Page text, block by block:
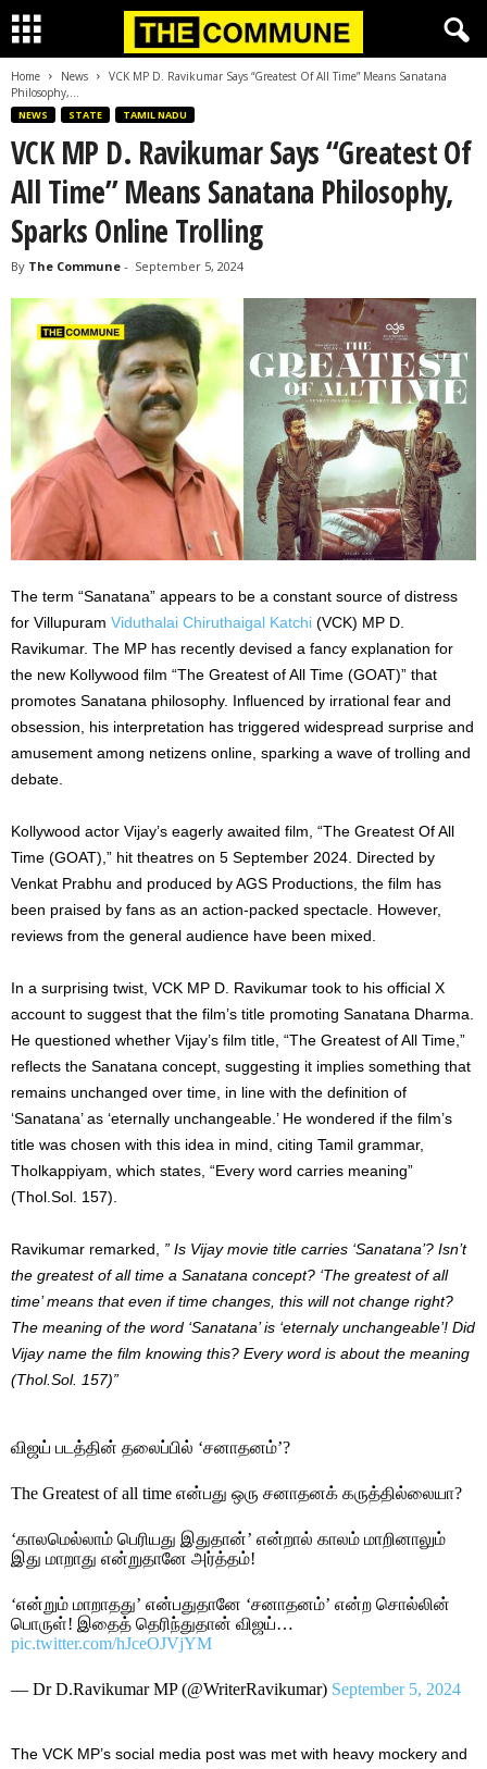
Home News
VCK MP D. Ravikumar Says “Greatest Of All Time” Means Sanatana
Philosophy,...
NEWS STATE TAMIL NADU
VCK MP D. Ravikumar Says “Greatest Of
All Time” Means Sanatana Philosophy,
Sparks Online Trolling
By The Commune - September 5, 2024
The term “Sanatana” appears to be a constant source of distress
for Villupuram Viduthalai Chiruthaigal Katchi (VCK) MP D.
Ravikumar. The MP has recently devised a fancy explanation for
the new Kollywood film “The Greatest of All Time (GOAT)” that
promotes Sanatana philosophy. Influenced by irrational fear and
obsession, his interpretation has triggered widespread surprise and
amusement among netizens online, sparking a wave of trolling and
debate.
Kollywood actor Vijay’s eagerly awaited film, “The Greatest Of All
Time (GOAT),” hit theatres on 5 September 2024. Directed by
Venkat Prabhu and produced by AGS Productions, the film has
been praised by fans as an action-packed spectacle. However,
reviews from the general audience have been mixed.
In a surprising twist, VCK MP D. Ravikumar took to his official X
account to suggest that the film’s title promoting Sanatana Dharma.
He questioned whether Vijay’s film title, “The Greatest of All Time,”
reflects the Sanatana concept, suggesting it implies something that
remains unchanged over time, in line with the definition of
‘Sanatana’ as ‘eternally unchangeable.’ He wondered if the film’s
title was chosen with this idea in mind, citing Tamil grammar,
Tholkappiyam, which states, “Every word carries meaning”
(Thol.Sol. 157).
Ravikumar remarked, ” Is Vijay movie title carries ‘Sanatana’? Isn’t
the greatest of all time a Sanatana concept? ‘The greatest of all
time’ means that even if time changes, this will not change right?
The meaning of the word ‘Sanatana’ is ‘eternaly unchangeable’! Did
Vijay name the film knowing this? Every word is about the meaning
(Thol.Sol. 157)”
விஜய் படத்தின் தலைப்பில் ‘சனாதனம்’?
The Greatest of all time என்பது ஒரு சனாதனக் கருத்தில்லையா?
‘காலமெல்லாம் பெரியது இதுதான்’ என்றால் காலம் மாறினாலும்
இது மாறாது என்றுதானே அர்த்தம்!
‘என்றும் மாறாதது’ என்பதுதானே ‘சனாதனம்’ என்ற சொல்லின்
பொருள்! இதைத் தெரிந்துதான் விஜய்…
pic.twitter.com/hJceOJVjYM
— Dr D.Ravikumar MP (@WriterRavikumar) September 5, 2024
The VCK MP’s social media post was met with heavy mockery and